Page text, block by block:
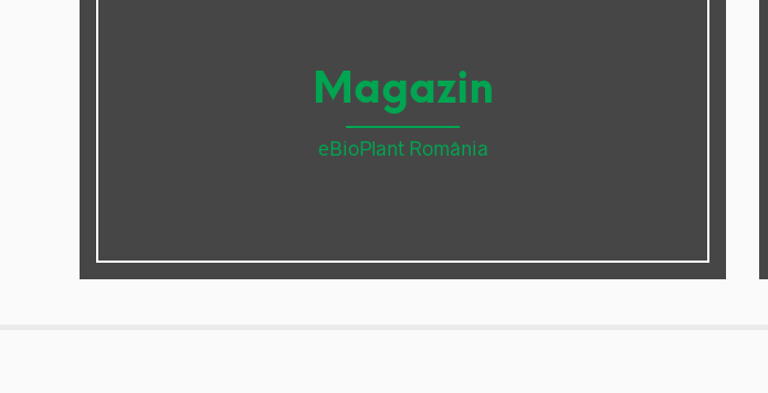
Magazin
eBioPlant România